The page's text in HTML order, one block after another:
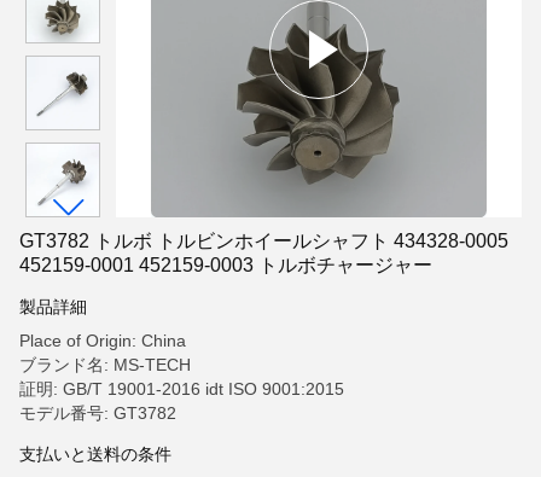
GT3782 トルボ トルビンホイールシャフト 434328-0005
452159-0001 452159-0003 トルボチャージャー
製品詳細
Place of Origin: China
ブランド名: MS-TECH
証明: GB/T 19001-2016 idt ISO 9001:2015
モデル番号: GT3782
支払いと送料の条件